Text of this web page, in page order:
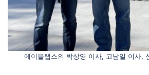
에이블랩스의 박상영 이사, 고남일 이사,